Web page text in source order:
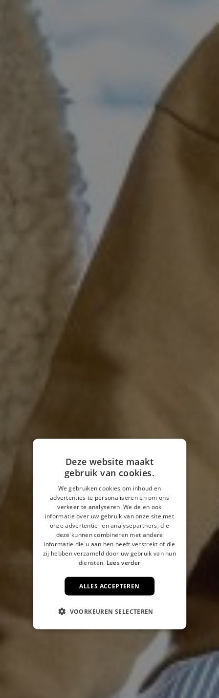
Deze website maakt
gebruik van cookies.
We gebruiken cookies om inhoud en
advertenties te personaliseren en om ons
verkeer te analyseren. We delen ook
informatie over uw gebruik van onze site met
onze advertentie- en analysepartners, die
deze kunnen combineren met andere
informatie die u aan hen heeft verstrekt of die
zij hebben verzameld door uw gebruik van hun
diensten. Lees verder
ALLES ACCEPTEREN
VOORKEUREN SELECTEREN